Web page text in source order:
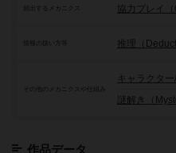
頻出するメカニクス 協力プレイ
推理（
その他のメカニクスや仕組み
キャラクタ
謎解き（
作品データ